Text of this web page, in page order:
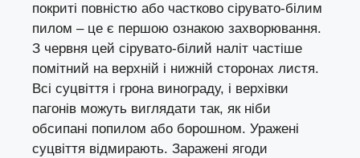
покриті повністю або частково сірувато-білим
пилом – це є першою ознакою захворювання.
З червня цей сірувато-білий наліт частіше
помітний на верхній і нижній сторонах листя.
Всі суцвіття і грона винограду, і верхівки
пагонів можуть виглядати так, як ніби
обсипані попилом або борошном. Уражені
суцвіття відмирають. Заражені ягоди